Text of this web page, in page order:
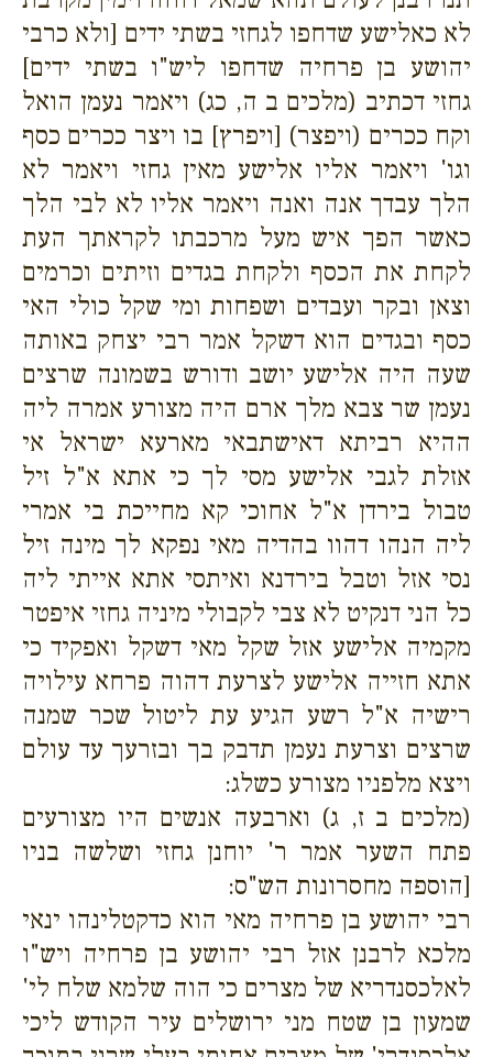
לא כאלישע שדחפו לגחזי בשתי ידים [ולא כרבי
יהושע בן פרחיה שדחפו ליש"ו בשתי ידים]
גחזי דכתיב (מלכים ב ה, כג) ויאמר נעמן הואל
וקח ככרים (ויפצר) [ויפרץ] בו ויצר ככרים כסף
וגו' ויאמר אליו אלישע מאין גחזי ויאמר לא
הלך עבדך אנה ואנה ויאמר אליו לא לבי הלך
כאשר הפך איש מעל מרכבתו לקראתך העת
לקחת את הכסף ולקחת בגדים וזיתים וכרמים
וצאן ובקר ועבדים ושפחות ומי שקל כולי האי
כסף ובגדים הוא דשקל אמר רבי יצחק באותה
שעה היה אלישע יושב ודורש בשמונה שרצים
נעמן שר צבא מלך ארם היה מצורע אמרה ליה
ההיא רביתא דאישתבאי מארעא ישראל אי
אזלת לגבי אלישע מסי לך כי אתא א"ל זיל
טבול בירדן א"ל אחוכי קא מחייכת בי אמרי
ליה הנהו דהוו בהדיה מאי נפקא לך מינה זיל
נסי אזל וטבל בירדנא ואיתסי אתא אייתי ליה
כל הני דנקיט לא צבי לקבולי מיניה גחזי איפטר
מקמיה אלישע אזל שקל מאי דשקל ואפקיד כי
אתא חזייה אלישע לצרעת דהוה פרחא עילויה
רישיה א"ל רשע הגיע עת ליטול שכר שמנה
שרצים וצרעת נעמן תדבק בך ובזרעך עד עולם
ויצא מלפניו מצורע כשלג:
(מלכים ב ז, ג) וארבעה אנשים היו מצורעים
פתח השער אמר ר' יוחנן גחזי ושלשה בניו
[הוספה מחסרונות הש"ס:
רבי יהושע בן פרחיה מאי הוא כדקטלינהו ינאי
מלכא לרבנן אזל רבי יהושע בן פרחיה ויש"ו
לאלכסנדריא של מצרים כי הוה שלמא שלח לי'
שמעון בן שטח מני ירושלים עיר הקודש ליכי